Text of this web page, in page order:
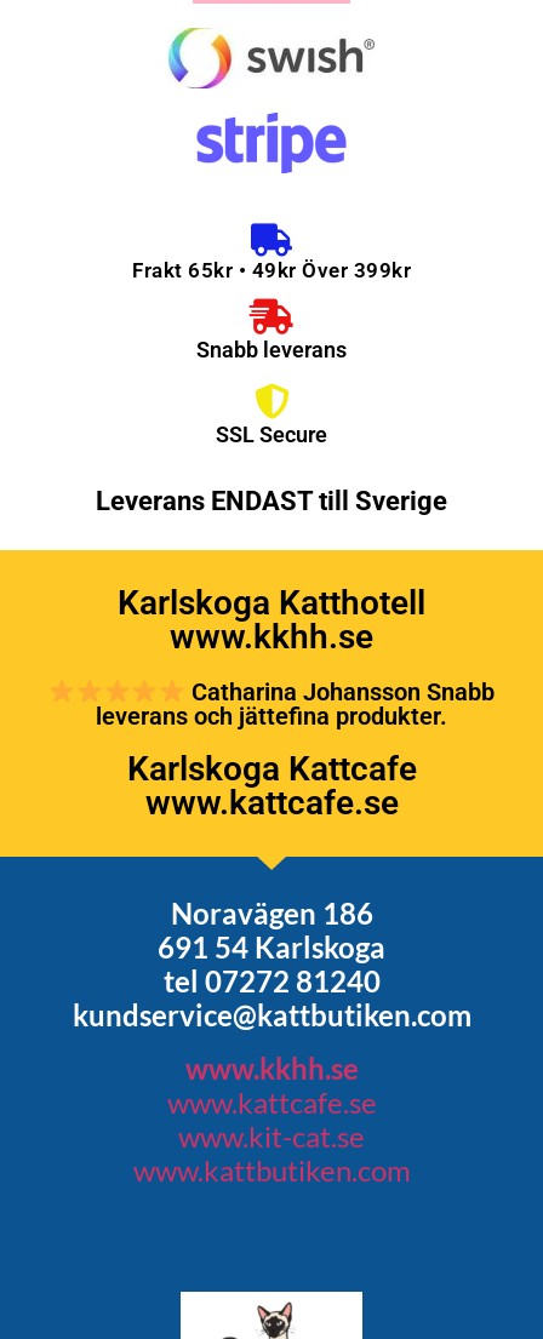
Frakt 65kr • 49kr Över 399kr
Snabb leverans
SSL Secure
Leverans ENDAST till Sverige
Karlskoga Katthotell
www.kkhh.se
Catharina Johansson Snabb
leverans och jättefina produkter.
Karlskoga Kattcafe
www.kattcafe.se
Noravägen 186
691 54 Karlskoga
tel 07272 81240
kundservice@kattbutiken.com
www.kkhh.se
www.kattcafe.se
www.kit-cat.se
www.kattbutiken.com